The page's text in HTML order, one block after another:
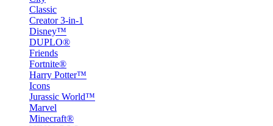
Classic
Creator 3-in-1
Disney™
DUPLO®
Friends
Fortnite®
Harry Potter™
Icons
Jurassic World™
Marvel
Minecraft®